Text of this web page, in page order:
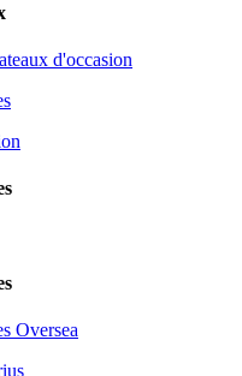
d'occasion
Oversea